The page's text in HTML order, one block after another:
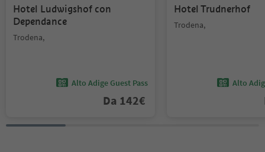
Hotel Ludwigshof con
Dependance
Trodena,
Alto Adige Guest Pass
Da 142€
Hotel Trudnerhof
Trodena,
Alto